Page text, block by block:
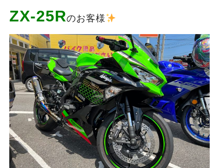
ZX-25Rのお客様